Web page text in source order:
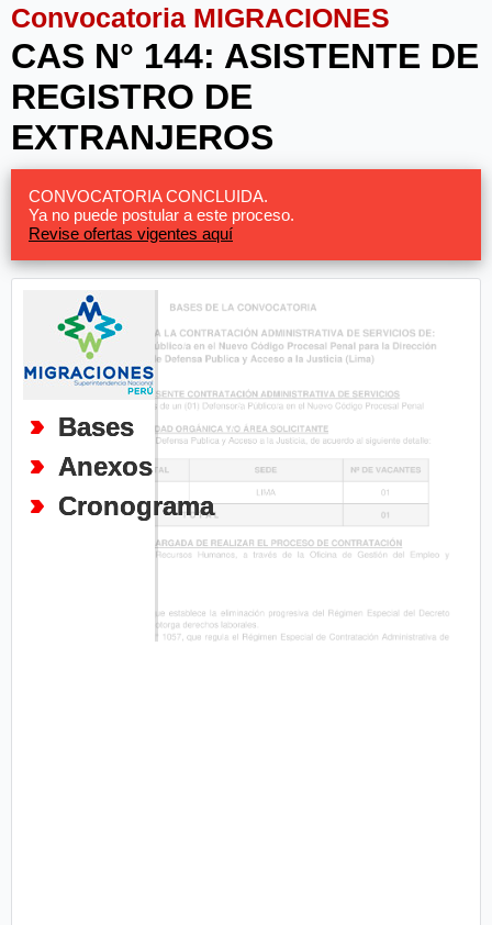
Convocatoria MIGRACIONES
CAS N° 144: ASISTENTE DE
REGISTRO DE
EXTRANJEROS
CONVOCATORIA CONCLUIDA.
Ya no puede postular a este proceso.
Revise ofertas vigentes aquí
Bases
Anexos
Cronograma